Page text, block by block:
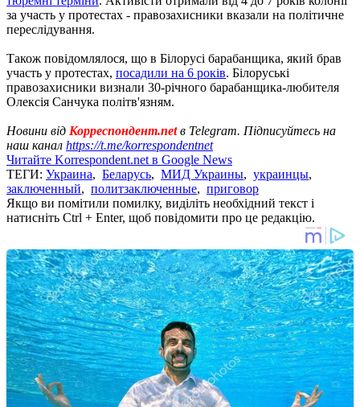
за участь у протестах - правозахисники вказали на політичне
переслідування.
Також повідомлялося, що в Білорусі барабанщика, який брав
участь у протестах, посадили на 6 років. Білоруські
правозахисники визнали 30-річного барабанщика-любителя
Олексія Санчука політв'язням.
Новини від Корреспондент.netв Telegram. Підписуйтесь на
наш канал https://t.me/korrespondentnet
Читайте Korrespondent.net в Google News
ТЕГИ: Украина, Беларусь, МИД Украины, украинцы,
заключенный, политзаключенные, приговор
Якщо ви помітили помилку, виділіть необхідний текст і
натисніть Ctrl + Enter, щоб повідомити про це редакцію.